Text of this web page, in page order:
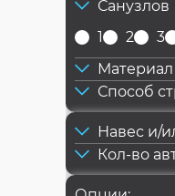
Санузлов
1
2 3
Материал
Способ
Навес и/
Кол-во